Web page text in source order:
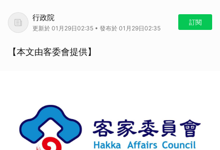
行政院
更新於 01月29日02:35 • 發布於 01月29日02:35
訂閱
【本文由客委會提供】